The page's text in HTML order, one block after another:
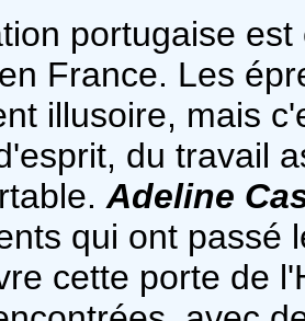
portugaise
France. Les
illusoire, mais
du travail
Adeline
qui ont passé
cette porte de